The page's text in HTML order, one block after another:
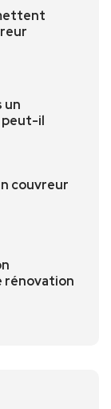
un
peut-il
couvreur
rénovation